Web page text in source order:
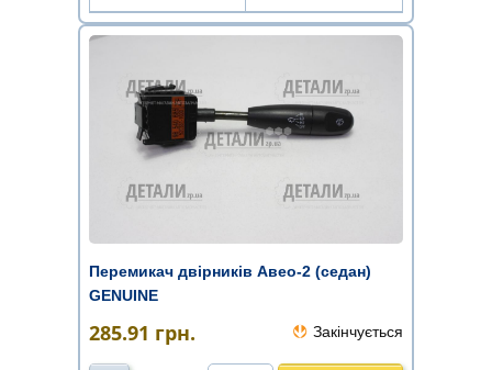
Перемикач двірників Авео-2 (седан)
GENUINE
285.91 грн. Закінчується